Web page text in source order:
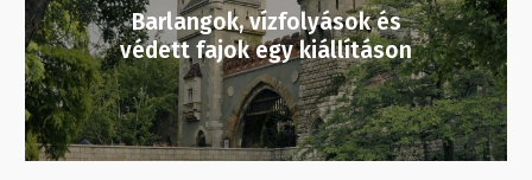
Barlangok, vízfolyások és
védett fajok egy kiállításon